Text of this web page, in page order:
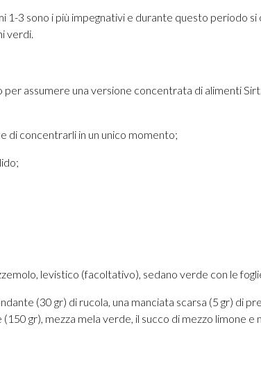
3 sono i più impegnativi e durante questo periodo
verdi.
assumere una versione concentrata di alimenti
di concentrarli in un unico momento;
levistico (facoltativo), sedano verde con le
(30 gr) di rucola, una manciata scarsa (5 gr) di
gr), mezza mela verde, il succo di mezzo limone e